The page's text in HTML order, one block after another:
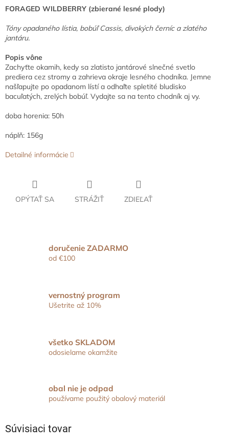
FORAGED WILDBERRY (zbierané lesné plody)
Tóny opadaného lístia, bobúľ Cassis, divokých černíc a zlatého
jantáru.
Popis vône
Zachyťte okamih, kedy sa zlatisto jantárové slnečné svetlo
prediera cez stromy a zahrieva okraje lesného chodníka. Jemne
našľapujte po opadanom lístí a odhaľte spletité bludisko
bacuľatých, zrelých bobúľ. Vydajte sa na tento chodník aj vy.
doba horenia: 50h
náplň: 156g
Detailné informácie
OPÝTAŤ SA STRÁŽIŤ ZDIEĽAŤ
doručenie ZADARMO
od €100
vernostný program
Ušetrite až 10%
všetko SKLADOM
odosielame okamžite
obal nie je odpad
používame použitý obalový materiál
Súvisiaci tovar